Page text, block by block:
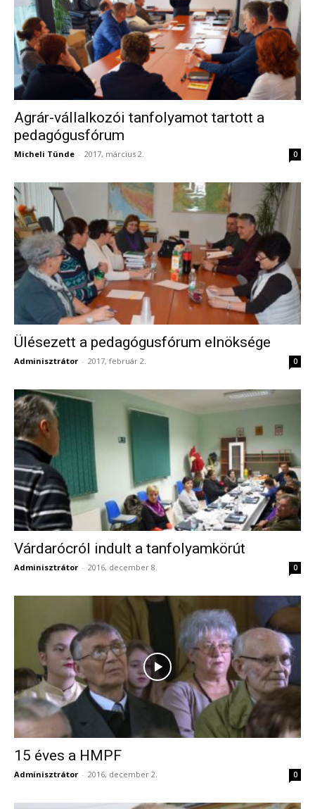
Agrár-vállalkozói tanfolyamot tartott a
pedagógusfórum
Micheli Tünde - 2017, március 2. 0
Ülésezett a pedagógusfórum elnöksége
Adminisztrátor - 2017, február 2. 0
Várdarócról indult a tanfolyamkörút
Adminisztrátor - 2016, december 8. 0
15 éves a HMPF
Adminisztrátor - 2016, december 2. 0